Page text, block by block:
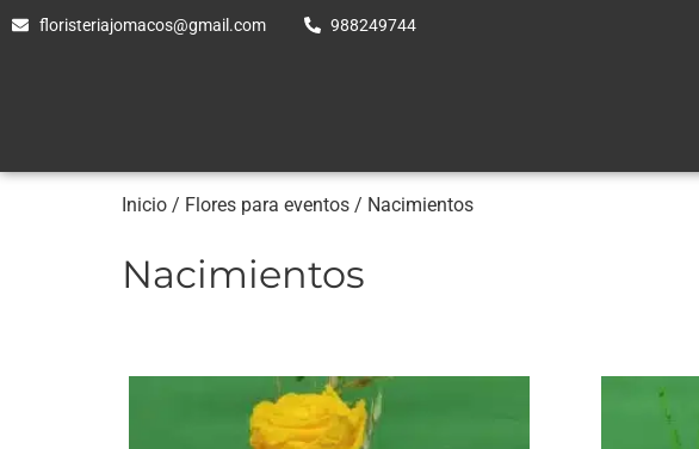
floristeriajomacos@gmail.com 988249744
Inicio / Flores para eventos / Nacimientos
Nacimientos